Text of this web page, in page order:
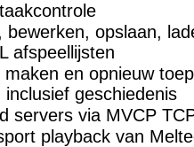
bewerken, opslaan,
afspeellijsten
en opnieuw
geschiedenis
servers via MVCP
playback van